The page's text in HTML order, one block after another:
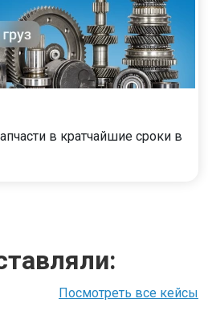
в кратчайшие сроки в
Посмотреть все кейсы